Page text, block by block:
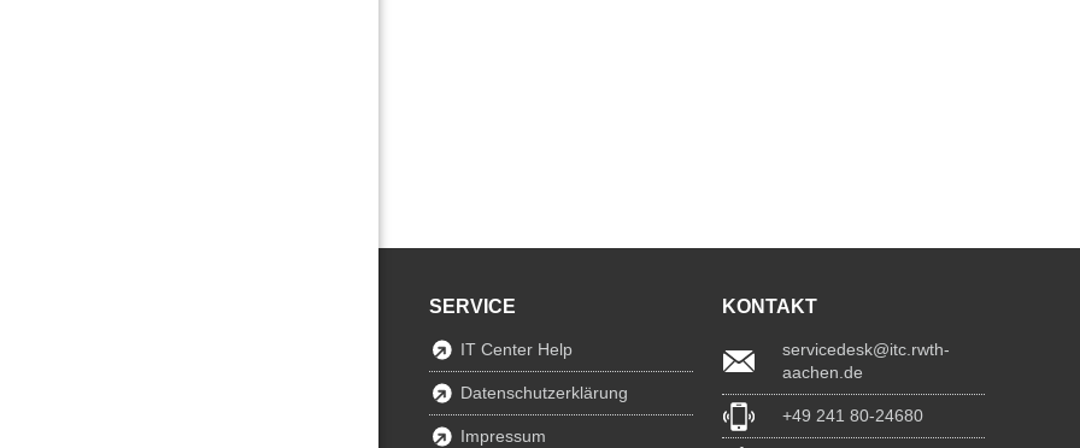
SERVICE
IT Center Help
Datenschutzerklärung
Impressum
KONTAKT
servicedesk@itc.rwth-
aachen.de
+49 241 80-24680